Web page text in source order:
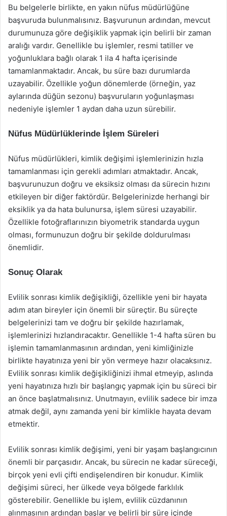
Bu belgelerle birlikte, en yakın nüfus müdürlüğüne
başvuruda bulunmalısınız. Başvurunun ardından, mevcut
durumunuza göre değişiklik yapmak için belirli bir zaman
aralığı vardır. Genellikle bu işlemler, resmi tatiller ve
yoğunluklara bağlı olarak 1 ila 4 hafta içerisinde
tamamlanmaktadır. Ancak, bu süre bazı durumlarda
uzayabilir. Özellikle yoğun dönemlerde (örneğin, yaz
aylarında düğün sezonu) başvuruların yoğunlaşması
nedeniyle işlemler 1 aydan daha uzun sürebilir.
Nüfus Müdürlüklerinde İşlem Süreleri
Nüfus müdürlükleri, kimlik değişimi işlemlerinizin hızla
tamamlanması için gerekli adımları atmaktadır. Ancak,
başvurunuzun doğru ve eksiksiz olması da sürecin hızını
etkileyen bir diğer faktördür. Belgelerinizde herhangi bir
eksiklik ya da hata bulunursa, işlem süresi uzayabilir.
Özellikle fotoğraflarınızın biyometrik standarda uygun
olması, formunuzun doğru bir şekilde doldurulması
önemlidir.
Sonuç Olarak
Evlilik sonrası kimlik değişikliği, özellikle yeni bir hayata
adım atan bireyler için önemli bir süreçtir. Bu süreçte
belgelerinizi tam ve doğru bir şekilde hazırlamak,
işlemlerinizi hızlandıracaktır. Genellikle 1-4 hafta süren bu
işlemin tamamlanmasının ardından, yeni kimliğinizle
birlikte hayatınıza yeni bir yön vermeye hazır olacaksınız.
Evlilik sonrası kimlik değişikliğinizi ihmal etmeyip, aslında
yeni hayatınıza hızlı bir başlangıç yapmak için bu süreci bir
an önce başlatmalısınız. Unutmayın, evlilik sadece bir imza
atmak değil, aynı zamanda yeni bir kimlikle hayata devam
etmektir.
Evlilik sonrası kimlik değişimi, yeni bir yaşam başlangıcının
önemli bir parçasıdır. Ancak, bu sürecin ne kadar süreceği,
birçok yeni evli çifti endişelendiren bir konudur. Kimlik
değişimi süreci, her ülkede veya bölgede farklılık
gösterebilir. Genellikle bu işlem, evlilik cüzdanının
alınmasının ardından başlar ve belirli bir süre içinde